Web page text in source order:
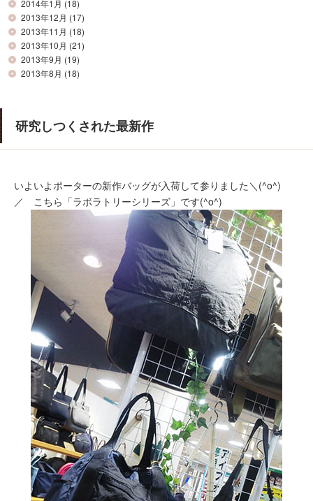
2014年1月 (18)
2013年12月 (17)
2013年11月 (18)
2013年10月 (21)
2013年9月 (19)
2013年8月 (18)
研究しつくされた最新作
いよいよポーターの新作バッグが入荷して参りました＼(^o^)
／ こちら「ラボラトリーシリーズ」です(^o^)